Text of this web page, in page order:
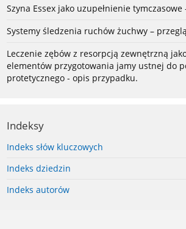
Szyna Essex jako uzupełnienie
Systemy śledzenia ruchów żuchwy –
Leczenie zębów z resorpcją zewnętrzną
elementów przygotowania jamy ustnej do
protetycznego - opis przypadku.
Indeksy
Indeks słów kluczowych
Indeks dziedzin
Indeks autorów